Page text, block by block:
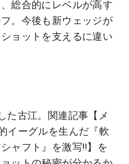
総合的にレベルが高す
。今後も新ウェッジが
ョットを支えるに違い
た古江。関連記事【メ
イーグルを生んだ『軟
ャフト』を激写‼】を